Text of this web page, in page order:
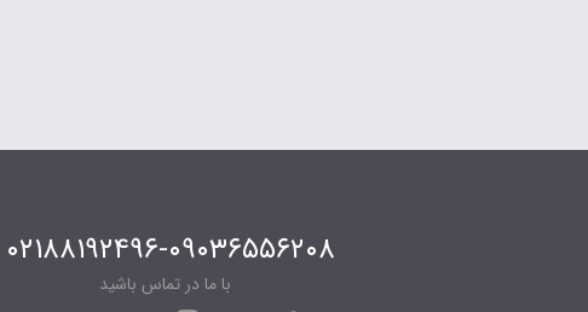
۰۲۱۸۸۱۹۲۴۹۶-۰۹۰۳۶۵۵۶۲۰۸
با ما در تماس باشید